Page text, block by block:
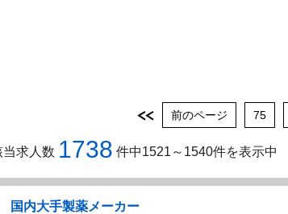
前のページ 75
当求人数 1738 件中1521～1540件を表示中
国内大手製薬メーカー